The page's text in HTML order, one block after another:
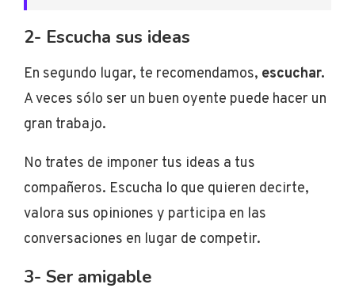
2- Escucha sus ideas
En segundo lugar, te recomendamos, escuchar.
A veces sólo ser un buen oyente puede hacer un
gran trabajo.
No trates de imponer tus ideas a tus
compañeros. Escucha lo que quieren decirte,
valora sus opiniones y participa en las
conversaciones en lugar de competir.
3- Ser amigable